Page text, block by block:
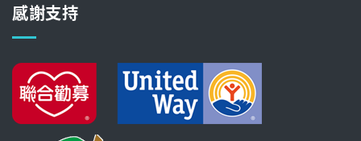
感謝支持